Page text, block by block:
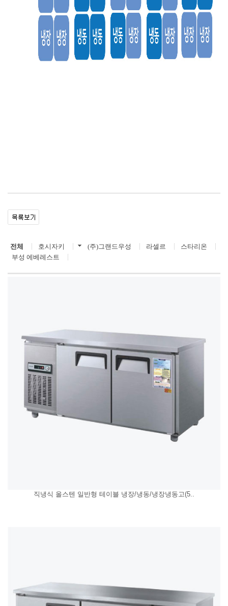
전체 호시자키 (주)그랜드우성 라셀르
스타리온
부성 에베레스트
직냉식 올스텐 일반형 테이블 냉장/냉동/냉장냉동고(5..